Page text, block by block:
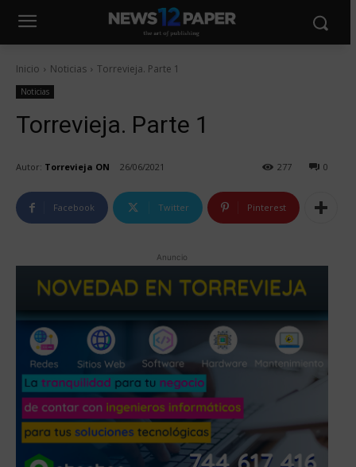
Inicio Noticias Torrevieja. Parte 1
Noticias
Torrevieja. Parte 1
Autor: Torrevieja ON 26/06/2021 0
277
Facebook Twitter Pinterest
Anuncio